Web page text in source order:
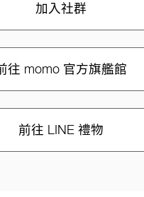
加入社群
往 momo 官方旗艦館
前往 LINE 禮物